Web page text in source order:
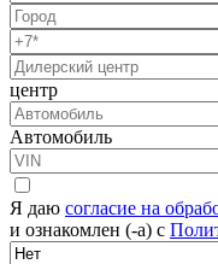
центр
Автомобиль
Я даю согласие на
и ознакомлен (-а) с